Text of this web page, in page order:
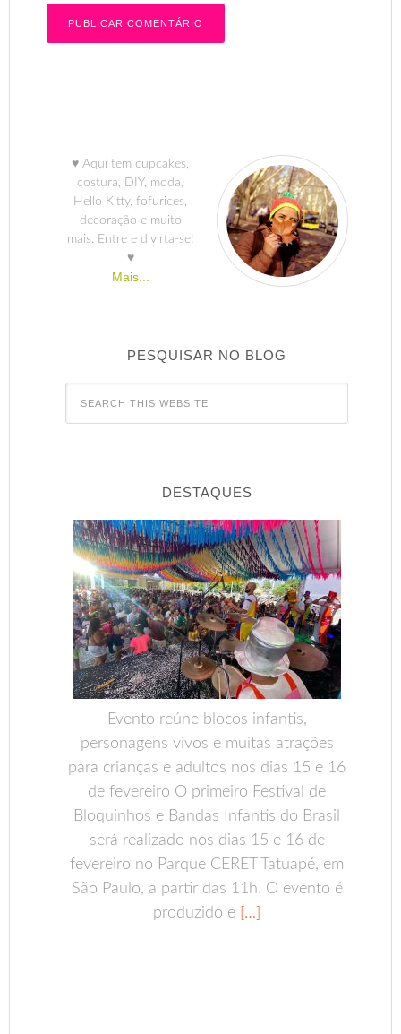
♥ Aqui tem cupcakes,
costura, DIY, moda,
Hello Kitty, fofurices,
decoração e muito
mais. Entre e divirta-se!
♥
Mais...
PESQUISAR NO BLOG
DESTAQUES
Evento reúne blocos infantis,
personagens vivos e muitas atrações
para crianças e adultos nos dias 15 e 16
de fevereiro O primeiro Festival de
Bloquinhos e Bandas Infantis do Brasil
será realizado nos dias 15 e 16 de
fevereiro no Parque CERET Tatuapé, em
São Paulo, a partir das 11h. O evento é
produzido e […]